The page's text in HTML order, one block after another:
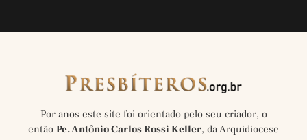
Por anos este site foi orientado pelo seu criador, o
então Pe. Antônio Carlos Rossi Keller, da Arquidiocese